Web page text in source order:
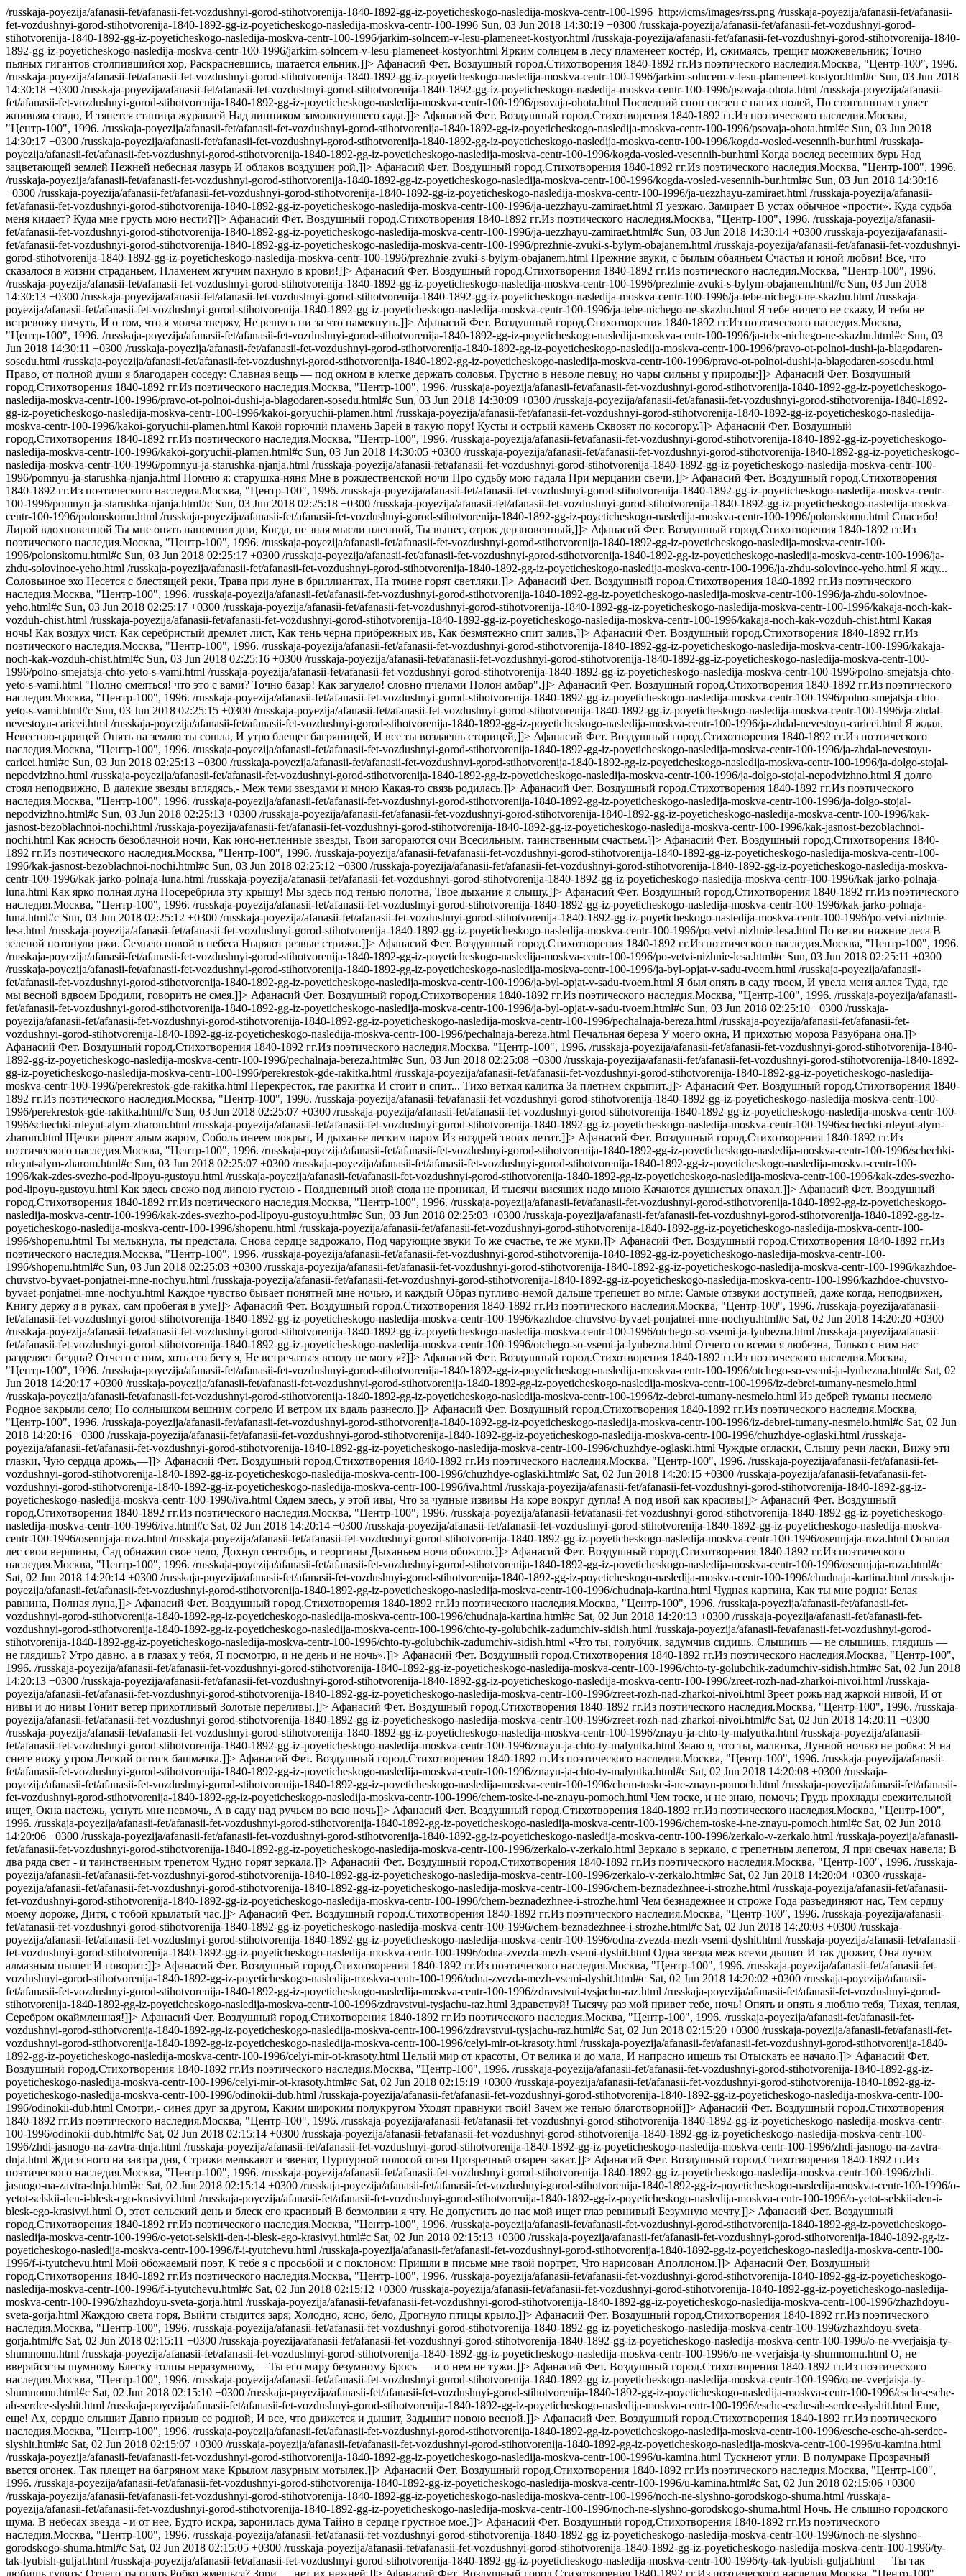
/russkaja-poyezija/afanasii-fet/afanasii-fet-vozdushnyi-gorod-stihotvorenija-1840-1892-gg-iz-poyeticheskogo-nasledija-moskva-centr-100-1996 http://icms/images/rss.png /russkaja-poyezija/afanasii-fet/afanasii-
fet-vozdushnyi-gorod-stihotvorenija-1840-1892-gg-iz-poyeticheskogo-nasledija-moskva-centr-100-1996 Sun, 03 Jun 2018 14:30:19 +0300 /russkaja-poyezija/afanasii-fet/afanasii-fet-vozdushnyi-gorod-
stihotvorenija-1840-1892-gg-iz-poyeticheskogo-nasledija-moskva-centr-100-1996/jarkim-solncem-v-lesu-plameneet-kostyor.html /russkaja-poyezija/afanasii-fet/afanasii-fet-vozdushnyi-gorod-stihotvorenija-1840-
1892-gg-iz-poyeticheskogo-nasledija-moskva-centr-100-1996/jarkim-solncem-v-lesu-plameneet-kostyor.html Ярким солнцем в лесу пламенеет костёр, И, сжимаясь, трещит можжевельник; Точно
пьяных гигантов столпившийся хор, Раскрасневшись, шатается ельник.]]> Афанасий Фет. Воздушный город.Стихотворения 1840-1892 гг.Из поэтического наследия.Москва, "Центр-100", 1996.
/russkaja-poyezija/afanasii-fet/afanasii-fet-vozdushnyi-gorod-stihotvorenija-1840-1892-gg-iz-poyeticheskogo-nasledija-moskva-centr-100-1996/jarkim-solncem-v-lesu-plameneet-kostyor.html#c Sun, 03 Jun 2018
14:30:18 +0300 /russkaja-poyezija/afanasii-fet/afanasii-fet-vozdushnyi-gorod-stihotvorenija-1840-1892-gg-iz-poyeticheskogo-nasledija-moskva-centr-100-1996/psovaja-ohota.html /russkaja-poyezija/afanasii-
fet/afanasii-fet-vozdushnyi-gorod-stihotvorenija-1840-1892-gg-iz-poyeticheskogo-nasledija-moskva-centr-100-1996/psovaja-ohota.html Последний сноп свезен с нагих полей, По стоптанным гуляет
жнивьям стадо, И тянется станица журавлей Над липником замолкнувшего сада.]]> Афанасий Фет. Воздушный город.Стихотворения 1840-1892 гг.Из поэтического наследия.Москва,
"Центр-100", 1996. /russkaja-poyezija/afanasii-fet/afanasii-fet-vozdushnyi-gorod-stihotvorenija-1840-1892-gg-iz-poyeticheskogo-nasledija-moskva-centr-100-1996/psovaja-ohota.html#c Sun, 03 Jun 2018
14:30:17 +0300 /russkaja-poyezija/afanasii-fet/afanasii-fet-vozdushnyi-gorod-stihotvorenija-1840-1892-gg-iz-poyeticheskogo-nasledija-moskva-centr-100-1996/kogda-vosled-vesennih-bur.html /russkaja-
poyezija/afanasii-fet/afanasii-fet-vozdushnyi-gorod-stihotvorenija-1840-1892-gg-iz-poyeticheskogo-nasledija-moskva-centr-100-1996/kogda-vosled-vesennih-bur.html Когда вослед весенних бурь Над
зацветающей землей Нежней небесная лазурь И облаков воздушен рой,]]> Афанасий Фет. Воздушный город.Стихотворения 1840-1892 гг.Из поэтического наследия.Москва, "Центр-100", 1996.
/russkaja-poyezija/afanasii-fet/afanasii-fet-vozdushnyi-gorod-stihotvorenija-1840-1892-gg-iz-poyeticheskogo-nasledija-moskva-centr-100-1996/kogda-vosled-vesennih-bur.html#c Sun, 03 Jun 2018 14:30:16
+0300 /russkaja-poyezija/afanasii-fet/afanasii-fet-vozdushnyi-gorod-stihotvorenija-1840-1892-gg-iz-poyeticheskogo-nasledija-moskva-centr-100-1996/ja-uezzhayu-zamiraet.html /russkaja-poyezija/afanasii-
fet/afanasii-fet-vozdushnyi-gorod-stihotvorenija-1840-1892-gg-iz-poyeticheskogo-nasledija-moskva-centr-100-1996/ja-uezzhayu-zamiraet.html Я уезжаю. Замирает В устах обычное «прости». Куда судьба
меня кидает? Куда мне грусть мою нести?]]> Афанасий Фет. Воздушный город.Стихотворения 1840-1892 гг.Из поэтического наследия.Москва, "Центр-100", 1996. /russkaja-poyezija/afanasii-
fet/afanasii-fet-vozdushnyi-gorod-stihotvorenija-1840-1892-gg-iz-poyeticheskogo-nasledija-moskva-centr-100-1996/ja-uezzhayu-zamiraet.html#c Sun, 03 Jun 2018 14:30:14 +0300 /russkaja-poyezija/afanasii-
fet/afanasii-fet-vozdushnyi-gorod-stihotvorenija-1840-1892-gg-iz-poyeticheskogo-nasledija-moskva-centr-100-1996/prezhnie-zvuki-s-bylym-obajanem.html /russkaja-poyezija/afanasii-fet/afanasii-fet-vozdushnyi-
gorod-stihotvorenija-1840-1892-gg-iz-poyeticheskogo-nasledija-moskva-centr-100-1996/prezhnie-zvuki-s-bylym-obajanem.html Прежние звуки, с былым обаяньем Счастья и юной любви! Все, что
сказалося в жизни страданьем, Пламенем жгучим пахнуло в крови!]]> Афанасий Фет. Воздушный город.Стихотворения 1840-1892 гг.Из поэтического наследия.Москва, "Центр-100", 1996.
/russkaja-poyezija/afanasii-fet/afanasii-fet-vozdushnyi-gorod-stihotvorenija-1840-1892-gg-iz-poyeticheskogo-nasledija-moskva-centr-100-1996/prezhnie-zvuki-s-bylym-obajanem.html#c Sun, 03 Jun 2018
14:30:13 +0300 /russkaja-poyezija/afanasii-fet/afanasii-fet-vozdushnyi-gorod-stihotvorenija-1840-1892-gg-iz-poyeticheskogo-nasledija-moskva-centr-100-1996/ja-tebe-nichego-ne-skazhu.html /russkaja-
poyezija/afanasii-fet/afanasii-fet-vozdushnyi-gorod-stihotvorenija-1840-1892-gg-iz-poyeticheskogo-nasledija-moskva-centr-100-1996/ja-tebe-nichego-ne-skazhu.html Я тебе ничего не скажу, И тебя не
встревожу ничуть, И о том, что я молча твержу, Не решусь ни за что намекнуть.]]> Афанасий Фет. Воздушный город.Стихотворения 1840-1892 гг.Из поэтического наследия.Москва,
"Центр-100", 1996. /russkaja-poyezija/afanasii-fet/afanasii-fet-vozdushnyi-gorod-stihotvorenija-1840-1892-gg-iz-poyeticheskogo-nasledija-moskva-centr-100-1996/ja-tebe-nichego-ne-skazhu.html#c Sun, 03
Jun 2018 14:30:11 +0300 /russkaja-poyezija/afanasii-fet/afanasii-fet-vozdushnyi-gorod-stihotvorenija-1840-1892-gg-iz-poyeticheskogo-nasledija-moskva-centr-100-1996/pravo-ot-polnoi-dushi-ja-blagodaren-
sosedu.html /russkaja-poyezija/afanasii-fet/afanasii-fet-vozdushnyi-gorod-stihotvorenija-1840-1892-gg-iz-poyeticheskogo-nasledija-moskva-centr-100-1996/pravo-ot-polnoi-dushi-ja-blagodaren-sosedu.html
Право, от полной души я благодарен соседу: Славная вещь — под окном в клетке держать соловья. Грустно в неволе певцу, но чары сильны у природы:]]> Афанасий Фет. Воздушный
город.Стихотворения 1840-1892 гг.Из поэтического наследия.Москва, "Центр-100", 1996. /russkaja-poyezija/afanasii-fet/afanasii-fet-vozdushnyi-gorod-stihotvorenija-1840-1892-gg-iz-poyeticheskogo-
nasledija-moskva-centr-100-1996/pravo-ot-polnoi-dushi-ja-blagodaren-sosedu.html#c Sun, 03 Jun 2018 14:30:09 +0300 /russkaja-poyezija/afanasii-fet/afanasii-fet-vozdushnyi-gorod-stihotvorenija-1840-1892-
gg-iz-poyeticheskogo-nasledija-moskva-centr-100-1996/kakoi-goryuchii-plamen.html /russkaja-poyezija/afanasii-fet/afanasii-fet-vozdushnyi-gorod-stihotvorenija-1840-1892-gg-iz-poyeticheskogo-nasledija-
moskva-centr-100-1996/kakoi-goryuchii-plamen.html Какой горючий пламень Зарей в такую пору! Кусты и острый камень Сквозят по косогору.]]> Афанасий Фет. Воздушный
город.Стихотворения 1840-1892 гг.Из поэтического наследия.Москва, "Центр-100", 1996. /russkaja-poyezija/afanasii-fet/afanasii-fet-vozdushnyi-gorod-stihotvorenija-1840-1892-gg-iz-poyeticheskogo-
nasledija-moskva-centr-100-1996/kakoi-goryuchii-plamen.html#c Sun, 03 Jun 2018 14:30:05 +0300 /russkaja-poyezija/afanasii-fet/afanasii-fet-vozdushnyi-gorod-stihotvorenija-1840-1892-gg-iz-poyeticheskogo-
nasledija-moskva-centr-100-1996/pomnyu-ja-starushka-njanja.html /russkaja-poyezija/afanasii-fet/afanasii-fet-vozdushnyi-gorod-stihotvorenija-1840-1892-gg-iz-poyeticheskogo-nasledija-moskva-centr-100-
1996/pomnyu-ja-starushka-njanja.html Помню я: старушка-няня Мне в рождественской ночи Про судьбу мою гадала При мерцании свечи,]]> Афанасий Фет. Воздушный город.Стихотворения
1840-1892 гг.Из поэтического наследия.Москва, "Центр-100", 1996. /russkaja-poyezija/afanasii-fet/afanasii-fet-vozdushnyi-gorod-stihotvorenija-1840-1892-gg-iz-poyeticheskogo-nasledija-moskva-centr-
100-1996/pomnyu-ja-starushka-njanja.html#c Sun, 03 Jun 2018 02:25:18 +0300 /russkaja-poyezija/afanasii-fet/afanasii-fet-vozdushnyi-gorod-stihotvorenija-1840-1892-gg-iz-poyeticheskogo-nasledija-moskva-
centr-100-1996/polonskomu.html /russkaja-poyezija/afanasii-fet/afanasii-fet-vozdushnyi-gorod-stihotvorenija-1840-1892-gg-iz-poyeticheskogo-nasledija-moskva-centr-100-1996/polonskomu.html Спасибо!
Лирой вдохновенной Ты мне опять напомнил дни, Когда, не зная мысли пленной, Ты вынес, отрок дерзновенный,]]> Афанасий Фет. Воздушный город.Стихотворения 1840-1892 гг.Из
поэтического наследия.Москва, "Центр-100", 1996. /russkaja-poyezija/afanasii-fet/afanasii-fet-vozdushnyi-gorod-stihotvorenija-1840-1892-gg-iz-poyeticheskogo-nasledija-moskva-centr-100-
1996/polonskomu.html#c Sun, 03 Jun 2018 02:25:17 +0300 /russkaja-poyezija/afanasii-fet/afanasii-fet-vozdushnyi-gorod-stihotvorenija-1840-1892-gg-iz-poyeticheskogo-nasledija-moskva-centr-100-1996/ja-
zhdu-solovinoe-yeho.html /russkaja-poyezija/afanasii-fet/afanasii-fet-vozdushnyi-gorod-stihotvorenija-1840-1892-gg-iz-poyeticheskogo-nasledija-moskva-centr-100-1996/ja-zhdu-solovinoe-yeho.html Я жду...
Соловьиное эхо Несется с блестящей реки, Трава при луне в бриллиантах, На тмине горят светляки.]]> Афанасий Фет. Воздушный город.Стихотворения 1840-1892 гг.Из поэтического
наследия.Москва, "Центр-100", 1996. /russkaja-poyezija/afanasii-fet/afanasii-fet-vozdushnyi-gorod-stihotvorenija-1840-1892-gg-iz-poyeticheskogo-nasledija-moskva-centr-100-1996/ja-zhdu-solovinoe-
yeho.html#c Sun, 03 Jun 2018 02:25:17 +0300 /russkaja-poyezija/afanasii-fet/afanasii-fet-vozdushnyi-gorod-stihotvorenija-1840-1892-gg-iz-poyeticheskogo-nasledija-moskva-centr-100-1996/kakaja-noch-kak-
vozduh-chist.html /russkaja-poyezija/afanasii-fet/afanasii-fet-vozdushnyi-gorod-stihotvorenija-1840-1892-gg-iz-poyeticheskogo-nasledija-moskva-centr-100-1996/kakaja-noch-kak-vozduh-chist.html Какая
ночь! Как воздух чист, Как серебристый дремлет лист, Как тень черна прибрежных ив, Как безмятежно спит залив,]]> Афанасий Фет. Воздушный город.Стихотворения 1840-1892 гг.Из
поэтического наследия.Москва, "Центр-100", 1996. /russkaja-poyezija/afanasii-fet/afanasii-fet-vozdushnyi-gorod-stihotvorenija-1840-1892-gg-iz-poyeticheskogo-nasledija-moskva-centr-100-1996/kakaja-
noch-kak-vozduh-chist.html#c Sun, 03 Jun 2018 02:25:16 +0300 /russkaja-poyezija/afanasii-fet/afanasii-fet-vozdushnyi-gorod-stihotvorenija-1840-1892-gg-iz-poyeticheskogo-nasledija-moskva-centr-100-
1996/polno-smejatsja-chto-yeto-s-vami.html /russkaja-poyezija/afanasii-fet/afanasii-fet-vozdushnyi-gorod-stihotvorenija-1840-1892-gg-iz-poyeticheskogo-nasledija-moskva-centr-100-1996/polno-smejatsja-chto-
yeto-s-vami.html "Полно смеяться! что это с вами? Точно базар! Как загудело! словно пчелами Полон амбар".]]> Афанасий Фет. Воздушный город.Стихотворения 1840-1892 гг.Из поэтического
наследия.Москва, "Центр-100", 1996. /russkaja-poyezija/afanasii-fet/afanasii-fet-vozdushnyi-gorod-stihotvorenija-1840-1892-gg-iz-poyeticheskogo-nasledija-moskva-centr-100-1996/polno-smejatsja-chto-
yeto-s-vami.html#c Sun, 03 Jun 2018 02:25:15 +0300 /russkaja-poyezija/afanasii-fet/afanasii-fet-vozdushnyi-gorod-stihotvorenija-1840-1892-gg-iz-poyeticheskogo-nasledija-moskva-centr-100-1996/ja-zhdal-
nevestoyu-caricei.html /russkaja-poyezija/afanasii-fet/afanasii-fet-vozdushnyi-gorod-stihotvorenija-1840-1892-gg-iz-poyeticheskogo-nasledija-moskva-centr-100-1996/ja-zhdal-nevestoyu-caricei.html Я ждал.
Невестою-царицей Опять на землю ты сошла, И утро блещет багряницей, И все ты воздаешь сторицей,]]> Афанасий Фет. Воздушный город.Стихотворения 1840-1892 гг.Из поэтического
наследия.Москва, "Центр-100", 1996. /russkaja-poyezija/afanasii-fet/afanasii-fet-vozdushnyi-gorod-stihotvorenija-1840-1892-gg-iz-poyeticheskogo-nasledija-moskva-centr-100-1996/ja-zhdal-nevestoyu-
caricei.html#c Sun, 03 Jun 2018 02:25:13 +0300 /russkaja-poyezija/afanasii-fet/afanasii-fet-vozdushnyi-gorod-stihotvorenija-1840-1892-gg-iz-poyeticheskogo-nasledija-moskva-centr-100-1996/ja-dolgo-stojal-
nepodvizhno.html /russkaja-poyezija/afanasii-fet/afanasii-fet-vozdushnyi-gorod-stihotvorenija-1840-1892-gg-iz-poyeticheskogo-nasledija-moskva-centr-100-1996/ja-dolgo-stojal-nepodvizhno.html Я долго
стоял неподвижно, В далекие звезды вглядясь,- Меж теми звездами и мною Какая-то связь родилась.]]> Афанасий Фет. Воздушный город.Стихотворения 1840-1892 гг.Из поэтического
наследия.Москва, "Центр-100", 1996. /russkaja-poyezija/afanasii-fet/afanasii-fet-vozdushnyi-gorod-stihotvorenija-1840-1892-gg-iz-poyeticheskogo-nasledija-moskva-centr-100-1996/ja-dolgo-stojal-
nepodvizhno.html#c Sun, 03 Jun 2018 02:25:13 +0300 /russkaja-poyezija/afanasii-fet/afanasii-fet-vozdushnyi-gorod-stihotvorenija-1840-1892-gg-iz-poyeticheskogo-nasledija-moskva-centr-100-1996/kak-
jasnost-bezoblachnoi-nochi.html /russkaja-poyezija/afanasii-fet/afanasii-fet-vozdushnyi-gorod-stihotvorenija-1840-1892-gg-iz-poyeticheskogo-nasledija-moskva-centr-100-1996/kak-jasnost-bezoblachnoi-
nochi.html Как ясность безоблачной ночи, Как юно-нетленные звезды, Твои загораются очи Всесильным, таинственным счастьем.]]> Афанасий Фет. Воздушный город.Стихотворения 1840-
1892 гг.Из поэтического наследия.Москва, "Центр-100", 1996. /russkaja-poyezija/afanasii-fet/afanasii-fet-vozdushnyi-gorod-stihotvorenija-1840-1892-gg-iz-poyeticheskogo-nasledija-moskva-centr-100-
1996/kak-jasnost-bezoblachnoi-nochi.html#c Sun, 03 Jun 2018 02:25:12 +0300 /russkaja-poyezija/afanasii-fet/afanasii-fet-vozdushnyi-gorod-stihotvorenija-1840-1892-gg-iz-poyeticheskogo-nasledija-moskva-
centr-100-1996/kak-jarko-polnaja-luna.html /russkaja-poyezija/afanasii-fet/afanasii-fet-vozdushnyi-gorod-stihotvorenija-1840-1892-gg-iz-poyeticheskogo-nasledija-moskva-centr-100-1996/kak-jarko-polnaja-
luna.html Как ярко полная луна Посеребрила эту крышу! Мы здесь под тенью полотна, Твое дыхание я слышу.]]> Афанасий Фет. Воздушный город.Стихотворения 1840-1892 гг.Из поэтического
наследия.Москва, "Центр-100", 1996. /russkaja-poyezija/afanasii-fet/afanasii-fet-vozdushnyi-gorod-stihotvorenija-1840-1892-gg-iz-poyeticheskogo-nasledija-moskva-centr-100-1996/kak-jarko-polnaja-
luna.html#c Sun, 03 Jun 2018 02:25:12 +0300 /russkaja-poyezija/afanasii-fet/afanasii-fet-vozdushnyi-gorod-stihotvorenija-1840-1892-gg-iz-poyeticheskogo-nasledija-moskva-centr-100-1996/po-vetvi-nizhnie-
lesa.html /russkaja-poyezija/afanasii-fet/afanasii-fet-vozdushnyi-gorod-stihotvorenija-1840-1892-gg-iz-poyeticheskogo-nasledija-moskva-centr-100-1996/po-vetvi-nizhnie-lesa.html По ветви нижние леса В
зеленой потонули ржи. Семьею новой в небеса Ныряют резвые стрижи.]]> Афанасий Фет. Воздушный город.Стихотворения 1840-1892 гг.Из поэтического наследия.Москва, "Центр-100", 1996.
/russkaja-poyezija/afanasii-fet/afanasii-fet-vozdushnyi-gorod-stihotvorenija-1840-1892-gg-iz-poyeticheskogo-nasledija-moskva-centr-100-1996/po-vetvi-nizhnie-lesa.html#c Sun, 03 Jun 2018 02:25:11 +0300
/russkaja-poyezija/afanasii-fet/afanasii-fet-vozdushnyi-gorod-stihotvorenija-1840-1892-gg-iz-poyeticheskogo-nasledija-moskva-centr-100-1996/ja-byl-opjat-v-sadu-tvoem.html /russkaja-poyezija/afanasii-
fet/afanasii-fet-vozdushnyi-gorod-stihotvorenija-1840-1892-gg-iz-poyeticheskogo-nasledija-moskva-centr-100-1996/ja-byl-opjat-v-sadu-tvoem.html Я был опять в саду твоем, И увела меня аллея Туда, где
мы весной вдвоем Бродили, говорить не смея.]]> Афанасий Фет. Воздушный город.Стихотворения 1840-1892 гг.Из поэтического наследия.Москва, "Центр-100", 1996. /russkaja-poyezija/afanasii-
fet/afanasii-fet-vozdushnyi-gorod-stihotvorenija-1840-1892-gg-iz-poyeticheskogo-nasledija-moskva-centr-100-1996/ja-byl-opjat-v-sadu-tvoem.html#c Sun, 03 Jun 2018 02:25:10 +0300 /russkaja-
poyezija/afanasii-fet/afanasii-fet-vozdushnyi-gorod-stihotvorenija-1840-1892-gg-iz-poyeticheskogo-nasledija-moskva-centr-100-1996/pechalnaja-bereza.html /russkaja-poyezija/afanasii-fet/afanasii-fet-
vozdushnyi-gorod-stihotvorenija-1840-1892-gg-iz-poyeticheskogo-nasledija-moskva-centr-100-1996/pechalnaja-bereza.html Печальная береза У моего окна, И прихотью мороза Разубрана она.]]>
Афанасий Фет. Воздушный город.Стихотворения 1840-1892 гг.Из поэтического наследия.Москва, "Центр-100", 1996. /russkaja-poyezija/afanasii-fet/afanasii-fet-vozdushnyi-gorod-stihotvorenija-1840-
1892-gg-iz-poyeticheskogo-nasledija-moskva-centr-100-1996/pechalnaja-bereza.html#c Sun, 03 Jun 2018 02:25:08 +0300 /russkaja-poyezija/afanasii-fet/afanasii-fet-vozdushnyi-gorod-stihotvorenija-1840-1892-
gg-iz-poyeticheskogo-nasledija-moskva-centr-100-1996/perekrestok-gde-rakitka.html /russkaja-poyezija/afanasii-fet/afanasii-fet-vozdushnyi-gorod-stihotvorenija-1840-1892-gg-iz-poyeticheskogo-nasledija-
moskva-centr-100-1996/perekrestok-gde-rakitka.html Перекресток, где ракитка И стоит и спит... Тихо ветхая калитка За плетнем скрыпит.]]> Афанасий Фет. Воздушный город.Стихотворения 1840-
1892 гг.Из поэтического наследия.Москва, "Центр-100", 1996. /russkaja-poyezija/afanasii-fet/afanasii-fet-vozdushnyi-gorod-stihotvorenija-1840-1892-gg-iz-poyeticheskogo-nasledija-moskva-centr-100-
1996/perekrestok-gde-rakitka.html#c Sun, 03 Jun 2018 02:25:07 +0300 /russkaja-poyezija/afanasii-fet/afanasii-fet-vozdushnyi-gorod-stihotvorenija-1840-1892-gg-iz-poyeticheskogo-nasledija-moskva-centr-100-
1996/schechki-rdeyut-alym-zharom.html /russkaja-poyezija/afanasii-fet/afanasii-fet-vozdushnyi-gorod-stihotvorenija-1840-1892-gg-iz-poyeticheskogo-nasledija-moskva-centr-100-1996/schechki-rdeyut-alym-
zharom.html Щечки рдеют алым жаром, Соболь инеем покрыт, И дыханье легким паром Из ноздрей твоих летит.]]> Афанасий Фет. Воздушный город.Стихотворения 1840-1892 гг.Из
поэтического наследия.Москва, "Центр-100", 1996. /russkaja-poyezija/afanasii-fet/afanasii-fet-vozdushnyi-gorod-stihotvorenija-1840-1892-gg-iz-poyeticheskogo-nasledija-moskva-centr-100-1996/schechki-
rdeyut-alym-zharom.html#c Sun, 03 Jun 2018 02:25:07 +0300 /russkaja-poyezija/afanasii-fet/afanasii-fet-vozdushnyi-gorod-stihotvorenija-1840-1892-gg-iz-poyeticheskogo-nasledija-moskva-centr-100-
1996/kak-zdes-svezho-pod-lipoyu-gustoyu.html /russkaja-poyezija/afanasii-fet/afanasii-fet-vozdushnyi-gorod-stihotvorenija-1840-1892-gg-iz-poyeticheskogo-nasledija-moskva-centr-100-1996/kak-zdes-svezho-
pod-lipoyu-gustoyu.html Как здесь свежо под липою густою - Полдневный зной сюда не проникал, И тысячи висящих надо мною Качаются душистых опахал.]]> Афанасий Фет. Воздушный
город.Стихотворения 1840-1892 гг.Из поэтического наследия.Москва, "Центр-100", 1996. /russkaja-poyezija/afanasii-fet/afanasii-fet-vozdushnyi-gorod-stihotvorenija-1840-1892-gg-iz-poyeticheskogo-
nasledija-moskva-centr-100-1996/kak-zdes-svezho-pod-lipoyu-gustoyu.html#c Sun, 03 Jun 2018 02:25:03 +0300 /russkaja-poyezija/afanasii-fet/afanasii-fet-vozdushnyi-gorod-stihotvorenija-1840-1892-gg-iz-
poyeticheskogo-nasledija-moskva-centr-100-1996/shopenu.html /russkaja-poyezija/afanasii-fet/afanasii-fet-vozdushnyi-gorod-stihotvorenija-1840-1892-gg-iz-poyeticheskogo-nasledija-moskva-centr-100-
1996/shopenu.html Ты мелькнула, ты предстала, Снова сердце задрожало, Под чарующие звуки То же счастье, те же муки,]]> Афанасий Фет. Воздушный город.Стихотворения 1840-1892 гг.Из
поэтического наследия.Москва, "Центр-100", 1996. /russkaja-poyezija/afanasii-fet/afanasii-fet-vozdushnyi-gorod-stihotvorenija-1840-1892-gg-iz-poyeticheskogo-nasledija-moskva-centr-100-
1996/shopenu.html#c Sun, 03 Jun 2018 02:25:03 +0300 /russkaja-poyezija/afanasii-fet/afanasii-fet-vozdushnyi-gorod-stihotvorenija-1840-1892-gg-iz-poyeticheskogo-nasledija-moskva-centr-100-1996/kazhdoe-
chuvstvo-byvaet-ponjatnei-mne-nochyu.html /russkaja-poyezija/afanasii-fet/afanasii-fet-vozdushnyi-gorod-stihotvorenija-1840-1892-gg-iz-poyeticheskogo-nasledija-moskva-centr-100-1996/kazhdoe-chuvstvo-
byvaet-ponjatnei-mne-nochyu.html Каждое чувство бывает понятней мне ночью, и каждый Образ пугливо-немой дальше трепещет во мгле; Самые отзвуки доступней, даже когда, неподвижен,
Книгу держу я в руках, сам пробегая в уме]]> Афанасий Фет. Воздушный город.Стихотворения 1840-1892 гг.Из поэтического наследия.Москва, "Центр-100", 1996. /russkaja-poyezija/afanasii-
fet/afanasii-fet-vozdushnyi-gorod-stihotvorenija-1840-1892-gg-iz-poyeticheskogo-nasledija-moskva-centr-100-1996/kazhdoe-chuvstvo-byvaet-ponjatnei-mne-nochyu.html#c Sat, 02 Jun 2018 14:20:20 +0300
/russkaja-poyezija/afanasii-fet/afanasii-fet-vozdushnyi-gorod-stihotvorenija-1840-1892-gg-iz-poyeticheskogo-nasledija-moskva-centr-100-1996/otchego-so-vsemi-ja-lyubezna.html /russkaja-poyezija/afanasii-
fet/afanasii-fet-vozdushnyi-gorod-stihotvorenija-1840-1892-gg-iz-poyeticheskogo-nasledija-moskva-centr-100-1996/otchego-so-vsemi-ja-lyubezna.html Отчего со всеми я любезна, Только с ним нас
разделяет бездна? Отчего с ним, хоть его бегу я, Не встречаться всюду не могу я?]]> Афанасий Фет. Воздушный город.Стихотворения 1840-1892 гг.Из поэтического наследия.Москва,
"Центр-100", 1996. /russkaja-poyezija/afanasii-fet/afanasii-fet-vozdushnyi-gorod-stihotvorenija-1840-1892-gg-iz-poyeticheskogo-nasledija-moskva-centr-100-1996/otchego-so-vsemi-ja-lyubezna.html#c Sat, 02
Jun 2018 14:20:17 +0300 /russkaja-poyezija/afanasii-fet/afanasii-fet-vozdushnyi-gorod-stihotvorenija-1840-1892-gg-iz-poyeticheskogo-nasledija-moskva-centr-100-1996/iz-debrei-tumany-nesmelo.html
/russkaja-poyezija/afanasii-fet/afanasii-fet-vozdushnyi-gorod-stihotvorenija-1840-1892-gg-iz-poyeticheskogo-nasledija-moskva-centr-100-1996/iz-debrei-tumany-nesmelo.html Из дебрей туманы несмело
Родное закрыли село; Но солнышком вешним согрело И ветром их вдаль разнесло.]]> Афанасий Фет. Воздушный город.Стихотворения 1840-1892 гг.Из поэтического наследия.Москва,
"Центр-100", 1996. /russkaja-poyezija/afanasii-fet/afanasii-fet-vozdushnyi-gorod-stihotvorenija-1840-1892-gg-iz-poyeticheskogo-nasledija-moskva-centr-100-1996/iz-debrei-tumany-nesmelo.html#c Sat, 02 Jun
2018 14:20:16 +0300 /russkaja-poyezija/afanasii-fet/afanasii-fet-vozdushnyi-gorod-stihotvorenija-1840-1892-gg-iz-poyeticheskogo-nasledija-moskva-centr-100-1996/chuzhdye-oglaski.html /russkaja-
poyezija/afanasii-fet/afanasii-fet-vozdushnyi-gorod-stihotvorenija-1840-1892-gg-iz-poyeticheskogo-nasledija-moskva-centr-100-1996/chuzhdye-oglaski.html Чуждые огласки, Слышу речи ласки, Вижу эти
глазки, Чую сердца дрожь,—]]> Афанасий Фет. Воздушный город.Стихотворения 1840-1892 гг.Из поэтического наследия.Москва, "Центр-100", 1996. /russkaja-poyezija/afanasii-fet/afanasii-fet-
vozdushnyi-gorod-stihotvorenija-1840-1892-gg-iz-poyeticheskogo-nasledija-moskva-centr-100-1996/chuzhdye-oglaski.html#c Sat, 02 Jun 2018 14:20:15 +0300 /russkaja-poyezija/afanasii-fet/afanasii-fet-
vozdushnyi-gorod-stihotvorenija-1840-1892-gg-iz-poyeticheskogo-nasledija-moskva-centr-100-1996/iva.html /russkaja-poyezija/afanasii-fet/afanasii-fet-vozdushnyi-gorod-stihotvorenija-1840-1892-gg-iz-
poyeticheskogo-nasledija-moskva-centr-100-1996/iva.html Сядем здесь, у этой ивы, Что за чудные извивы На коре вокруг дупла! А под ивой как красивы]]> Афанасий Фет. Воздушный
город.Стихотворения 1840-1892 гг.Из поэтического наследия.Москва, "Центр-100", 1996. /russkaja-poyezija/afanasii-fet/afanasii-fet-vozdushnyi-gorod-stihotvorenija-1840-1892-gg-iz-poyeticheskogo-
nasledija-moskva-centr-100-1996/iva.html#c Sat, 02 Jun 2018 14:20:14 +0300 /russkaja-poyezija/afanasii-fet/afanasii-fet-vozdushnyi-gorod-stihotvorenija-1840-1892-gg-iz-poyeticheskogo-nasledija-moskva-
centr-100-1996/osennjaja-roza.html /russkaja-poyezija/afanasii-fet/afanasii-fet-vozdushnyi-gorod-stihotvorenija-1840-1892-gg-iz-poyeticheskogo-nasledija-moskva-centr-100-1996/osennjaja-roza.html Осыпал
лес свои вершины, Сад обнажил свое чело, Дохнул сентябрь, и георгины Дыханьем ночи обожгло.]]> Афанасий Фет. Воздушный город.Стихотворения 1840-1892 гг.Из поэтического
наследия.Москва, "Центр-100", 1996. /russkaja-poyezija/afanasii-fet/afanasii-fet-vozdushnyi-gorod-stihotvorenija-1840-1892-gg-iz-poyeticheskogo-nasledija-moskva-centr-100-1996/osennjaja-roza.html#c
Sat, 02 Jun 2018 14:20:14 +0300 /russkaja-poyezija/afanasii-fet/afanasii-fet-vozdushnyi-gorod-stihotvorenija-1840-1892-gg-iz-poyeticheskogo-nasledija-moskva-centr-100-1996/chudnaja-kartina.html /russkaja-
poyezija/afanasii-fet/afanasii-fet-vozdushnyi-gorod-stihotvorenija-1840-1892-gg-iz-poyeticheskogo-nasledija-moskva-centr-100-1996/chudnaja-kartina.html Чудная картина, Как ты мне родна: Белая
равнина, Полная луна,]]> Афанасий Фет. Воздушный город.Стихотворения 1840-1892 гг.Из поэтического наследия.Москва, "Центр-100", 1996. /russkaja-poyezija/afanasii-fet/afanasii-fet-
vozdushnyi-gorod-stihotvorenija-1840-1892-gg-iz-poyeticheskogo-nasledija-moskva-centr-100-1996/chudnaja-kartina.html#c Sat, 02 Jun 2018 14:20:13 +0300 /russkaja-poyezija/afanasii-fet/afanasii-fet-
vozdushnyi-gorod-stihotvorenija-1840-1892-gg-iz-poyeticheskogo-nasledija-moskva-centr-100-1996/chto-ty-golubchik-zadumchiv-sidish.html /russkaja-poyezija/afanasii-fet/afanasii-fet-vozdushnyi-gorod-
stihotvorenija-1840-1892-gg-iz-poyeticheskogo-nasledija-moskva-centr-100-1996/chto-ty-golubchik-zadumchiv-sidish.html «Что ты, голубчик, задумчив сидишь, Слышишь — не слышишь, глядишь —
не глядишь? Утро давно, а в глазах у тебя, Я посмотрю, и не день и не ночь».]]> Афанасий Фет. Воздушный город.Стихотворения 1840-1892 гг.Из поэтического наследия.Москва, "Центр-100",
1996. /russkaja-poyezija/afanasii-fet/afanasii-fet-vozdushnyi-gorod-stihotvorenija-1840-1892-gg-iz-poyeticheskogo-nasledija-moskva-centr-100-1996/chto-ty-golubchik-zadumchiv-sidish.html#c Sat, 02 Jun 2018
14:20:13 +0300 /russkaja-poyezija/afanasii-fet/afanasii-fet-vozdushnyi-gorod-stihotvorenija-1840-1892-gg-iz-poyeticheskogo-nasledija-moskva-centr-100-1996/zreet-rozh-nad-zharkoi-nivoi.html /russkaja-
poyezija/afanasii-fet/afanasii-fet-vozdushnyi-gorod-stihotvorenija-1840-1892-gg-iz-poyeticheskogo-nasledija-moskva-centr-100-1996/zreet-rozh-nad-zharkoi-nivoi.html Зреет рожь над жаркой нивой, И от
нивы и до нивы Гонит ветер прихотливый Золотые переливы.]]> Афанасий Фет. Воздушный город.Стихотворения 1840-1892 гг.Из поэтического наследия.Москва, "Центр-100", 1996. /russkaja-
poyezija/afanasii-fet/afanasii-fet-vozdushnyi-gorod-stihotvorenija-1840-1892-gg-iz-poyeticheskogo-nasledija-moskva-centr-100-1996/zreet-rozh-nad-zharkoi-nivoi.html#c Sat, 02 Jun 2018 14:20:11 +0300
/russkaja-poyezija/afanasii-fet/afanasii-fet-vozdushnyi-gorod-stihotvorenija-1840-1892-gg-iz-poyeticheskogo-nasledija-moskva-centr-100-1996/znayu-ja-chto-ty-malyutka.html /russkaja-poyezija/afanasii-
fet/afanasii-fet-vozdushnyi-gorod-stihotvorenija-1840-1892-gg-iz-poyeticheskogo-nasledija-moskva-centr-100-1996/znayu-ja-chto-ty-malyutka.html Знаю я, что ты, малютка, Лунной ночью не робка: Я на
снеге вижу утром Легкий оттиск башмачка.]]> Афанасий Фет. Воздушный город.Стихотворения 1840-1892 гг.Из поэтического наследия.Москва, "Центр-100", 1996. /russkaja-poyezija/afanasii-
fet/afanasii-fet-vozdushnyi-gorod-stihotvorenija-1840-1892-gg-iz-poyeticheskogo-nasledija-moskva-centr-100-1996/znayu-ja-chto-ty-malyutka.html#c Sat, 02 Jun 2018 14:20:08 +0300 /russkaja-
poyezija/afanasii-fet/afanasii-fet-vozdushnyi-gorod-stihotvorenija-1840-1892-gg-iz-poyeticheskogo-nasledija-moskva-centr-100-1996/chem-toske-i-ne-znayu-pomoch.html /russkaja-poyezija/afanasii-fet/afanasii-
fet-vozdushnyi-gorod-stihotvorenija-1840-1892-gg-iz-poyeticheskogo-nasledija-moskva-centr-100-1996/chem-toske-i-ne-znayu-pomoch.html Чем тоске, и не знаю, помочь; Грудь прохлады свежительной
ищет, Окна настежь, уснуть мне невмочь, А в саду над ручьем во всю ночь]]> Афанасий Фет. Воздушный город.Стихотворения 1840-1892 гг.Из поэтического наследия.Москва, "Центр-100",
1996. /russkaja-poyezija/afanasii-fet/afanasii-fet-vozdushnyi-gorod-stihotvorenija-1840-1892-gg-iz-poyeticheskogo-nasledija-moskva-centr-100-1996/chem-toske-i-ne-znayu-pomoch.html#c Sat, 02 Jun 2018
14:20:06 +0300 /russkaja-poyezija/afanasii-fet/afanasii-fet-vozdushnyi-gorod-stihotvorenija-1840-1892-gg-iz-poyeticheskogo-nasledija-moskva-centr-100-1996/zerkalo-v-zerkalo.html /russkaja-poyezija/afanasii-
fet/afanasii-fet-vozdushnyi-gorod-stihotvorenija-1840-1892-gg-iz-poyeticheskogo-nasledija-moskva-centr-100-1996/zerkalo-v-zerkalo.html Зеркало в зеркало, с трепетным лепетом, Я при свечах навела; В
два ряда свет - и таинственным трепетом Чудно горят зеркала.]]> Афанасий Фет. Воздушный город.Стихотворения 1840-1892 гг.Из поэтического наследия.Москва, "Центр-100", 1996. /russkaja-
poyezija/afanasii-fet/afanasii-fet-vozdushnyi-gorod-stihotvorenija-1840-1892-gg-iz-poyeticheskogo-nasledija-moskva-centr-100-1996/zerkalo-v-zerkalo.html#c Sat, 02 Jun 2018 14:20:04 +0300 /russkaja-
poyezija/afanasii-fet/afanasii-fet-vozdushnyi-gorod-stihotvorenija-1840-1892-gg-iz-poyeticheskogo-nasledija-moskva-centr-100-1996/chem-beznadezhnee-i-strozhe.html /russkaja-poyezija/afanasii-fet/afanasii-
fet-vozdushnyi-gorod-stihotvorenija-1840-1892-gg-iz-poyeticheskogo-nasledija-moskva-centr-100-1996/chem-beznadezhnee-i-strozhe.html Чем безнадежнее и строже Года разъединяют нас, Тем сердцу
моему дороже, Дитя, с тобой крылатый час.]]> Афанасий Фет. Воздушный город.Стихотворения 1840-1892 гг.Из поэтического наследия.Москва, "Центр-100", 1996. /russkaja-poyezija/afanasii-
fet/afanasii-fet-vozdushnyi-gorod-stihotvorenija-1840-1892-gg-iz-poyeticheskogo-nasledija-moskva-centr-100-1996/chem-beznadezhnee-i-strozhe.html#c Sat, 02 Jun 2018 14:20:03 +0300 /russkaja-
poyezija/afanasii-fet/afanasii-fet-vozdushnyi-gorod-stihotvorenija-1840-1892-gg-iz-poyeticheskogo-nasledija-moskva-centr-100-1996/odna-zvezda-mezh-vsemi-dyshit.html /russkaja-poyezija/afanasii-fet/afanasii-
fet-vozdushnyi-gorod-stihotvorenija-1840-1892-gg-iz-poyeticheskogo-nasledija-moskva-centr-100-1996/odna-zvezda-mezh-vsemi-dyshit.html Одна звезда меж всеми дышит И так дрожит, Она лучом
алмазным пышет И говорит:]]> Афанасий Фет. Воздушный город.Стихотворения 1840-1892 гг.Из поэтического наследия.Москва, "Центр-100", 1996. /russkaja-poyezija/afanasii-fet/afanasii-fet-
vozdushnyi-gorod-stihotvorenija-1840-1892-gg-iz-poyeticheskogo-nasledija-moskva-centr-100-1996/odna-zvezda-mezh-vsemi-dyshit.html#c Sat, 02 Jun 2018 14:20:02 +0300 /russkaja-poyezija/afanasii-
fet/afanasii-fet-vozdushnyi-gorod-stihotvorenija-1840-1892-gg-iz-poyeticheskogo-nasledija-moskva-centr-100-1996/zdravstvui-tysjachu-raz.html /russkaja-poyezija/afanasii-fet/afanasii-fet-vozdushnyi-gorod-
stihotvorenija-1840-1892-gg-iz-poyeticheskogo-nasledija-moskva-centr-100-1996/zdravstvui-tysjachu-raz.html Здравствуй! Тысячу раз мой привет тебе, ночь! Опять и опять я люблю тебя, Тихая, теплая,
Серебром окаймленная!]]> Афанасий Фет. Воздушный город.Стихотворения 1840-1892 гг.Из поэтического наследия.Москва, "Центр-100", 1996. /russkaja-poyezija/afanasii-fet/afanasii-fet-
vozdushnyi-gorod-stihotvorenija-1840-1892-gg-iz-poyeticheskogo-nasledija-moskva-centr-100-1996/zdravstvui-tysjachu-raz.html#c Sat, 02 Jun 2018 02:15:20 +0300 /russkaja-poyezija/afanasii-fet/afanasii-fet-
vozdushnyi-gorod-stihotvorenija-1840-1892-gg-iz-poyeticheskogo-nasledija-moskva-centr-100-1996/celyi-mir-ot-krasoty.html /russkaja-poyezija/afanasii-fet/afanasii-fet-vozdushnyi-gorod-stihotvorenija-1840-
1892-gg-iz-poyeticheskogo-nasledija-moskva-centr-100-1996/celyi-mir-ot-krasoty.html Целый мир от красоты, От велика и до мала, И напрасно ищешь ты Отыскать ее начало.]]> Афанасий Фет.
Воздушный город.Стихотворения 1840-1892 гг.Из поэтического наследия.Москва, "Центр-100", 1996. /russkaja-poyezija/afanasii-fet/afanasii-fet-vozdushnyi-gorod-stihotvorenija-1840-1892-gg-iz-
poyeticheskogo-nasledija-moskva-centr-100-1996/celyi-mir-ot-krasoty.html#c Sat, 02 Jun 2018 02:15:19 +0300 /russkaja-poyezija/afanasii-fet/afanasii-fet-vozdushnyi-gorod-stihotvorenija-1840-1892-gg-iz-
poyeticheskogo-nasledija-moskva-centr-100-1996/odinokii-dub.html /russkaja-poyezija/afanasii-fet/afanasii-fet-vozdushnyi-gorod-stihotvorenija-1840-1892-gg-iz-poyeticheskogo-nasledija-moskva-centr-100-
1996/odinokii-dub.html Смотри,- синея друг за другом, Каким широким полукругом Уходят правнуки твой! Зачем же тенью благотворной]]> Афанасий Фет. Воздушный город.Стихотворения
1840-1892 гг.Из поэтического наследия.Москва, "Центр-100", 1996. /russkaja-poyezija/afanasii-fet/afanasii-fet-vozdushnyi-gorod-stihotvorenija-1840-1892-gg-iz-poyeticheskogo-nasledija-moskva-centr-
100-1996/odinokii-dub.html#c Sat, 02 Jun 2018 02:15:14 +0300 /russkaja-poyezija/afanasii-fet/afanasii-fet-vozdushnyi-gorod-stihotvorenija-1840-1892-gg-iz-poyeticheskogo-nasledija-moskva-centr-100-
1996/zhdi-jasnogo-na-zavtra-dnja.html /russkaja-poyezija/afanasii-fet/afanasii-fet-vozdushnyi-gorod-stihotvorenija-1840-1892-gg-iz-poyeticheskogo-nasledija-moskva-centr-100-1996/zhdi-jasnogo-na-zavtra-
dnja.html Жди ясного на завтра дня, Стрижи мелькают и звенят, Пурпурной полосой огня Прозрачный озарен закат.]]> Афанасий Фет. Воздушный город.Стихотворения 1840-1892 гг.Из
поэтического наследия.Москва, "Центр-100", 1996. /russkaja-poyezija/afanasii-fet/afanasii-fet-vozdushnyi-gorod-stihotvorenija-1840-1892-gg-iz-poyeticheskogo-nasledija-moskva-centr-100-1996/zhdi-
jasnogo-na-zavtra-dnja.html#c Sat, 02 Jun 2018 02:15:14 +0300 /russkaja-poyezija/afanasii-fet/afanasii-fet-vozdushnyi-gorod-stihotvorenija-1840-1892-gg-iz-poyeticheskogo-nasledija-moskva-centr-100-1996/o-
yetot-selskii-den-i-blesk-ego-krasivyi.html /russkaja-poyezija/afanasii-fet/afanasii-fet-vozdushnyi-gorod-stihotvorenija-1840-1892-gg-iz-poyeticheskogo-nasledija-moskva-centr-100-1996/o-yetot-selskii-den-i-
blesk-ego-krasivyi.html О, этот сельский день и блеск его красивый В безмолвии я чту. Не допустить до нас мой ищет глаз ревнивый Безумную мечту.]]> Афанасий Фет. Воздушный
город.Стихотворения 1840-1892 гг.Из поэтического наследия.Москва, "Центр-100", 1996. /russkaja-poyezija/afanasii-fet/afanasii-fet-vozdushnyi-gorod-stihotvorenija-1840-1892-gg-iz-poyeticheskogo-
nasledija-moskva-centr-100-1996/o-yetot-selskii-den-i-blesk-ego-krasivyi.html#c Sat, 02 Jun 2018 02:15:13 +0300 /russkaja-poyezija/afanasii-fet/afanasii-fet-vozdushnyi-gorod-stihotvorenija-1840-1892-gg-iz-
poyeticheskogo-nasledija-moskva-centr-100-1996/f-i-tyutchevu.html /russkaja-poyezija/afanasii-fet/afanasii-fet-vozdushnyi-gorod-stihotvorenija-1840-1892-gg-iz-poyeticheskogo-nasledija-moskva-centr-100-
1996/f-i-tyutchevu.html Мой обожаемый поэт, К тебе я с просьбой и с поклоном: Пришли в письме мне твой портрет, Что нарисован Аполлоном.]]> Афанасий Фет. Воздушный
город.Стихотворения 1840-1892 гг.Из поэтического наследия.Москва, "Центр-100", 1996. /russkaja-poyezija/afanasii-fet/afanasii-fet-vozdushnyi-gorod-stihotvorenija-1840-1892-gg-iz-poyeticheskogo-
nasledija-moskva-centr-100-1996/f-i-tyutchevu.html#c Sat, 02 Jun 2018 02:15:12 +0300 /russkaja-poyezija/afanasii-fet/afanasii-fet-vozdushnyi-gorod-stihotvorenija-1840-1892-gg-iz-poyeticheskogo-nasledija-
moskva-centr-100-1996/zhazhdoyu-sveta-gorja.html /russkaja-poyezija/afanasii-fet/afanasii-fet-vozdushnyi-gorod-stihotvorenija-1840-1892-gg-iz-poyeticheskogo-nasledija-moskva-centr-100-1996/zhazhdoyu-
sveta-gorja.html Жаждою света горя, Выйти стыдится заря; Холодно, ясно, бело, Дрогнуло птицы крыло.]]> Афанасий Фет. Воздушный город.Стихотворения 1840-1892 гг.Из поэтического
наследия.Москва, "Центр-100", 1996. /russkaja-poyezija/afanasii-fet/afanasii-fet-vozdushnyi-gorod-stihotvorenija-1840-1892-gg-iz-poyeticheskogo-nasledija-moskva-centr-100-1996/zhazhdoyu-sveta-
gorja.html#c Sat, 02 Jun 2018 02:15:11 +0300 /russkaja-poyezija/afanasii-fet/afanasii-fet-vozdushnyi-gorod-stihotvorenija-1840-1892-gg-iz-poyeticheskogo-nasledija-moskva-centr-100-1996/o-ne-vverjaisja-ty-
shumnomu.html /russkaja-poyezija/afanasii-fet/afanasii-fet-vozdushnyi-gorod-stihotvorenija-1840-1892-gg-iz-poyeticheskogo-nasledija-moskva-centr-100-1996/o-ne-vverjaisja-ty-shumnomu.html О, не
вверяйся ты шумному Блеску толпы неразумному,— Ты его миру безумному Брось — и о нем не тужи.]]> Афанасий Фет. Воздушный город.Стихотворения 1840-1892 гг.Из поэтического
наследия.Москва, "Центр-100", 1996. /russkaja-poyezija/afanasii-fet/afanasii-fet-vozdushnyi-gorod-stihotvorenija-1840-1892-gg-iz-poyeticheskogo-nasledija-moskva-centr-100-1996/o-ne-vverjaisja-ty-
shumnomu.html#c Sat, 02 Jun 2018 02:15:10 +0300 /russkaja-poyezija/afanasii-fet/afanasii-fet-vozdushnyi-gorod-stihotvorenija-1840-1892-gg-iz-poyeticheskogo-nasledija-moskva-centr-100-1996/esche-esche-
ah-serdce-slyshit.html /russkaja-poyezija/afanasii-fet/afanasii-fet-vozdushnyi-gorod-stihotvorenija-1840-1892-gg-iz-poyeticheskogo-nasledija-moskva-centr-100-1996/esche-esche-ah-serdce-slyshit.html Еще,
еще! Ах, сердце слышит Давно призыв ее родной, И все, что движется и дышит, Задышит новою весной.]]> Афанасий Фет. Воздушный город.Стихотворения 1840-1892 гг.Из поэтического
наследия.Москва, "Центр-100", 1996. /russkaja-poyezija/afanasii-fet/afanasii-fet-vozdushnyi-gorod-stihotvorenija-1840-1892-gg-iz-poyeticheskogo-nasledija-moskva-centr-100-1996/esche-esche-ah-serdce-
slyshit.html#c Sat, 02 Jun 2018 02:15:07 +0300 /russkaja-poyezija/afanasii-fet/afanasii-fet-vozdushnyi-gorod-stihotvorenija-1840-1892-gg-iz-poyeticheskogo-nasledija-moskva-centr-100-1996/u-kamina.html
/russkaja-poyezija/afanasii-fet/afanasii-fet-vozdushnyi-gorod-stihotvorenija-1840-1892-gg-iz-poyeticheskogo-nasledija-moskva-centr-100-1996/u-kamina.html Тускнеют угли. В полумраке Прозрачный
вьется огонек. Так плещет на багряном маке Крылом лазурным мотылек.]]> Афанасий Фет. Воздушный город.Стихотворения 1840-1892 гг.Из поэтического наследия.Москва, "Центр-100",
1996. /russkaja-poyezija/afanasii-fet/afanasii-fet-vozdushnyi-gorod-stihotvorenija-1840-1892-gg-iz-poyeticheskogo-nasledija-moskva-centr-100-1996/u-kamina.html#c Sat, 02 Jun 2018 02:15:06 +0300
/russkaja-poyezija/afanasii-fet/afanasii-fet-vozdushnyi-gorod-stihotvorenija-1840-1892-gg-iz-poyeticheskogo-nasledija-moskva-centr-100-1996/noch-ne-slyshno-gorodskogo-shuma.html /russkaja-
poyezija/afanasii-fet/afanasii-fet-vozdushnyi-gorod-stihotvorenija-1840-1892-gg-iz-poyeticheskogo-nasledija-moskva-centr-100-1996/noch-ne-slyshno-gorodskogo-shuma.html Ночь. Не слышно городского
шума. В небесах звезда - и от нее, Будто искра, заронилась дума Тайно в сердце грустное мое.]]> Афанасий Фет. Воздушный город.Стихотворения 1840-1892 гг.Из поэтического
наследия.Москва, "Центр-100", 1996. /russkaja-poyezija/afanasii-fet/afanasii-fet-vozdushnyi-gorod-stihotvorenija-1840-1892-gg-iz-poyeticheskogo-nasledija-moskva-centr-100-1996/noch-ne-slyshno-
gorodskogo-shuma.html#c Sat, 02 Jun 2018 02:15:05 +0300 /russkaja-poyezija/afanasii-fet/afanasii-fet-vozdushnyi-gorod-stihotvorenija-1840-1892-gg-iz-poyeticheskogo-nasledija-moskva-centr-100-1996/ty-
tak-lyubish-guljat.html /russkaja-poyezija/afanasii-fet/afanasii-fet-vozdushnyi-gorod-stihotvorenija-1840-1892-gg-iz-poyeticheskogo-nasledija-moskva-centr-100-1996/ty-tak-lyubish-guljat.html — Ты так
любишь гулять; Отчего ты опять Робко жмешься? Зори — нет их нежней,]]> Афанасий Фет. Воздушный город.Стихотворения 1840-1892 гг.Из поэтического наследия.Москва, "Центр-100",